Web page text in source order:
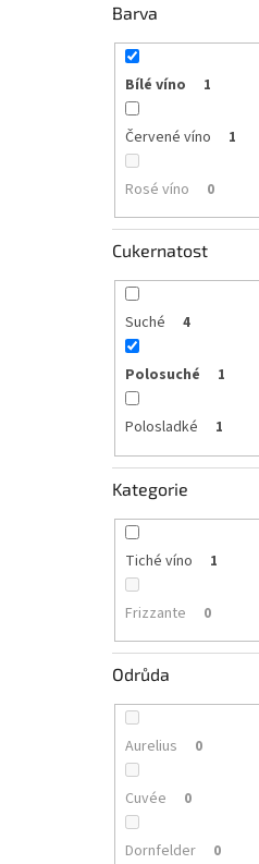
Barva
Bílé víno 1
Červené víno 1
Rosé víno 0
Cukernatost
Suché 4
Polosuché 1
Polosladké 1
Kategorie
Tiché víno 1
Frizzante 0
Odrůda
Aurelius 0
Cuvée 0
Dornfelder 0